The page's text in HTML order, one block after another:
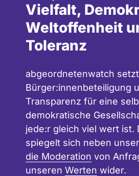
Vielfalt,
Weltoffenheit
Toleranz
abgeordnetenwatch
Bürger:innenbeteiligung
Transparenz für eine
demokratische
jede:r gleich viel wert ist.
spiegelt sich neben
die Moderation von
unseren Werten wider.